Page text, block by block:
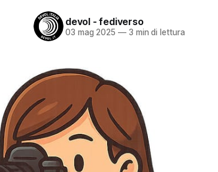
devol - fediverso
03 mag 2025 —3 min di lettura